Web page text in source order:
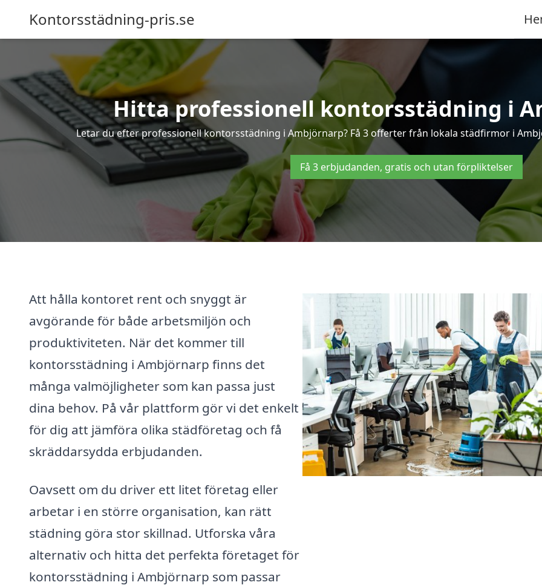
Kontorsstädning-pris.se
Hitta professionell kontorsstädning i
Letar du efter professionell kontorsstädning i Ambjörnarp? Få 3 offerter från lokala städfirmor i
Få 3 erbjudanden, gratis och utan förpliktelser
Att hålla kontoret rent och snyggt är
avgörande för både arbetsmiljön och
produktiviteten. När det kommer till
kontorsstädning i Ambjörnarp finns det
många valmöjligheter som kan passa just
dina behov. På vår plattform gör vi det enkelt
för dig att jämföra olika städföretag och få
skräddarsydda erbjudanden.
Oavsett om du driver ett litet företag eller
arbetar i en större organisation, kan rätt
städning göra stor skillnad. Utforska våra
alternativ och hitta det perfekta företaget för
kontorsstädning i Ambjörnarp som passar